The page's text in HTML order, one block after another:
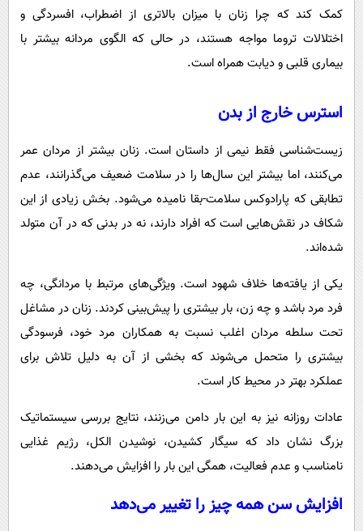
کمک کند که چرا زنان با میزان بالاتری از اضطراب، افسردگی و
اختلالات تروما مواجه هستند، در حالی که الگوی مردانه بیشتر با
بیماری قلبی و دیابت همراه است.
استرس خارج از بدن
زیست‌شناسی فقط نیمی از داستان است. زنان بیشتر از مردان عمر
می‌کنند، اما بیشتر این سال‌ها را در سلامت ضعیف می‌گذرانند، عدم
تطابقی که پارادوکس سلامت-بقا نامیده می‌شود. بخش زیادی از این
شکاف در نقش‌هایی است که افراد دارند، نه در بدنی که در آن متولد
شده‌اند.
یکی از یافته‌ها خلاف شهود است. ویژگی‌های مرتبط با مردانگی، چه
فرد مرد باشد و چه زن، بار بیشتری را پیش‌بینی کردند. زنان در مشاغل
تحت سلطه مردان اغلب نسبت به همکاران مرد خود، فرسودگی
بیشتری را متحمل می‌شوند که بخشی از آن به دلیل تلاش برای
عملکرد بهتر در محیط کار است.
عادات روزانه نیز به این بار دامن می‌زنند، نتایج بررسی سیستماتیک
بزرگ نشان داد که سیگار کشیدن، نوشیدن الکل، رژیم غذایی
نامناسب و عدم فعالیت، همگی این بار را افزایش می‌دهند.
افزایش سن همه چیز را تغییر می‌دهد